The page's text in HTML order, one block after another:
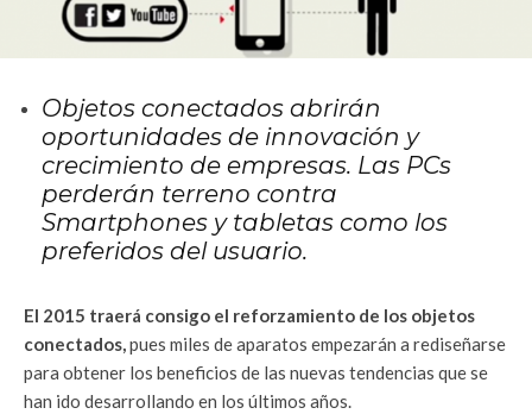
Objetos conectados abrirán
oportunidades de innovación y
crecimiento de empresas. Las PCs
perderán terreno contra
Smartphones y tabletas como los
preferidos del usuario.
El 2015 traerá consigo el reforzamiento de los objetos
conectados,pues miles de aparatos empezarán a rediseñarse
para obtener los beneficios de las nuevas tendencias que se
han ido desarrollando en los últimos años.